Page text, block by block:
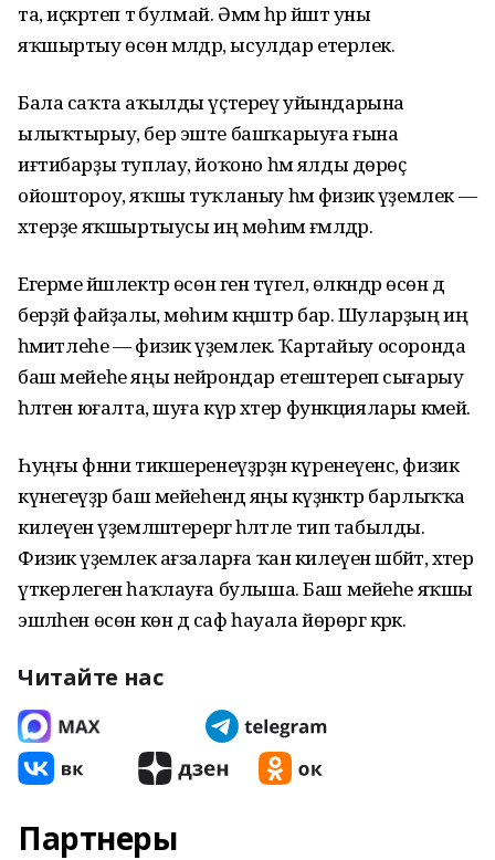
та, иҫкәртеп тә булмай. Әммә һәр йәштә уны
яҡшыртыу өсөн әмәлдәр, ысулдар етерлек.
Бала саҡта аҡылды үҫтереү уйындарына
ылыҡтырыу, бер эште башҡарыуға ғына
иғтибарҙы туплау, йоҡоно һәм ялды дөрөҫ
ойоштороу, яҡшы туҡланыу һәм физик әүҙемлек —
хәтерҙе яҡшыртыусы иң мөһим ғәмәлдәр.
Егерме йәшлектәр өсөн генә түгел, өлкәндәр өсөн дә
берҙәй файҙалы, мөһим кәңәштәр бар. Шуларҙың иң
әһәмиәтлеһе — физик әүҙемлек. Ҡартайыу осоронда
баш мейеһе яңы нейрондар етештереп сығарыу
һәләтен юғалта, шуға күрә хәтер функциялары кәмей.
Һуңғы фәнни тикшеренеүҙәрҙән күренеүенсә, физик
күнегеүҙәр баш мейеһендә яңы күҙәнәктәр барлыҡҡа
килеүен әүҙемләш­терергә һәләтле тип табылды.
Физик әүҙемлек ағзаларға ҡан килеүен шәбәйтә, хәтер
үткерлеген һаҡлауға булыша. Баш мейеһе яҡшы
эшләһен өсөн көн дә саф һауала йөрөргә кәрәк.
Читайте нас
Партнеры